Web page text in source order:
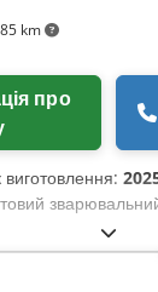
km
виготовлення:
версія
Технічні